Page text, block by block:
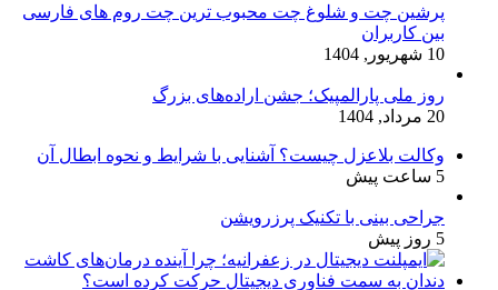
پرشین چت و شلوغ چت محبوب ترین چت روم های فارسی
بین کاربران
10 شهریور, 1404
روز ملی پارالمپیک؛ جشن اراده‌های بزرگ
20 مرداد, 1404
وکالت بلاعزل چیست؟ آشنایی با شرایط و نحوه ابطال آن
5 ساعت پیش
جراحی بینی با تکنیک پرزرویشن
5 روز پیش